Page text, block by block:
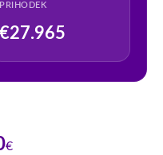
€
PRIHODEK
€27.965